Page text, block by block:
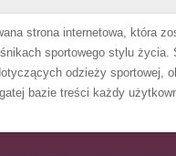
strona internetowa, która
sportowego stylu życia.
odzieży sportowej,
bazie treści każdy